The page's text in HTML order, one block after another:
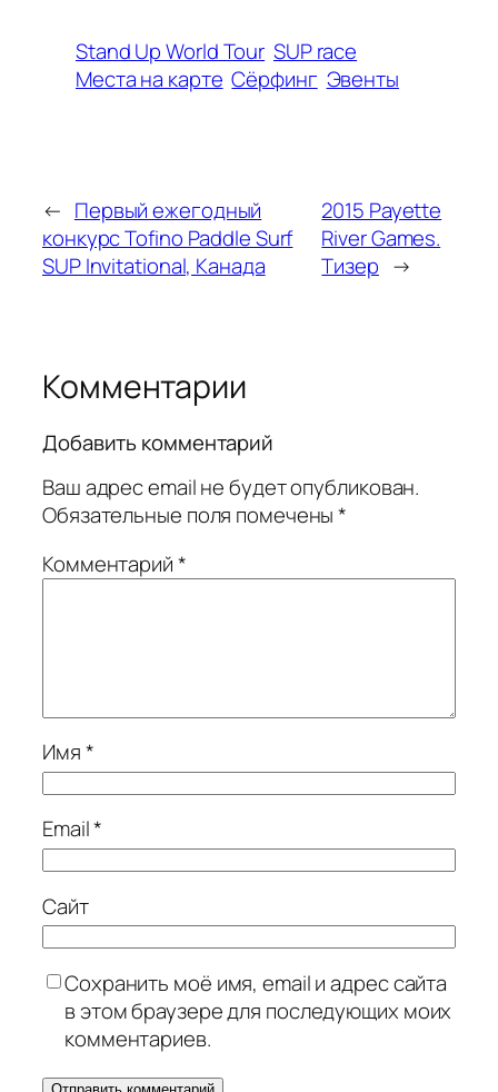
Stand Up World Tour SUP race
Места на карте Сёрфинг Эвенты
← Первый ежегодный
конкурс Tofino Paddle Surf
SUP Invitational, Канада
2015 Payette
River Games.
Тизер →
Комментарии
Добавить комментарий
Ваш адрес email не будет опубликован.
Обязательные поля помечены*
Комментарий*
Имя*
Email*
Сайт
Сохранить моё имя, email и адрес сайта
в этом браузере для последующих моих
комментариев.